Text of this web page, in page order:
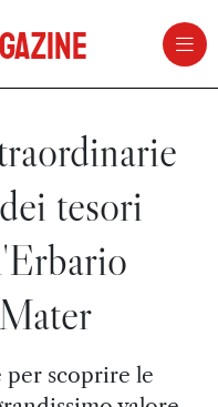
tesori
per scoprire le